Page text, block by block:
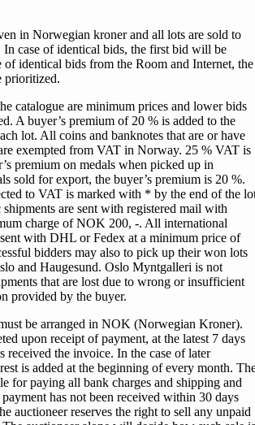
in Norwegian kroner and all lots are sold to
In case of identical bids, the first bid will be
of identical bids from the Room and Internet, the
prioritized.
catalogue are minimum prices and lower bids
A buyer’s premium of 20 % is added to the
lot. All coins and banknotes that are or have
exempted from VAT in Norway. 25 % VAT is
premium on medals when picked up in
sold for export, the buyer’s premium is 20 %.
to VAT is marked with * by the end of the
are sent with registered mail with
charge of NOK 200, -. All international
with DHL or Fedex at a minimum price of
bidders may also to pick up their won lots
and Haugesund. Oslo Myntgalleri is not
that are lost due to wrong or insufficient
provided by the buyer.
be arranged in NOK (Norwegian Kroner).
upon receipt of payment, at the latest 7 days
received the invoice. In the case of later
is added at the beginning of every month.
for paying all bank charges and shipping and
has not been received within 30 days
auctioneer reserves the right to sell any unpaid